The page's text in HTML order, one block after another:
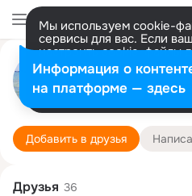
Мы используем cookie-
сервисы для вас. Если
настроить cookie-файлы
представитель. Больше
Разрешить все
Алексей
Москва
7
Всероссийская
Добавить в друзья
Друзья 36
Информация о
на платформе — здесь